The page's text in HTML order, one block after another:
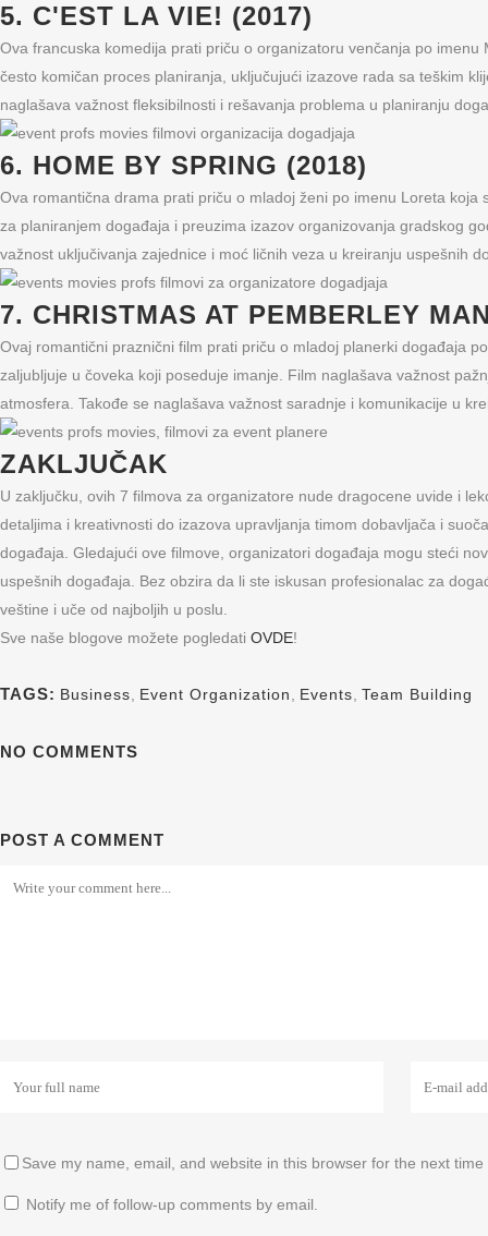
5. C'EST LA VIE! (2017)
Ova francuska komedija prati priču o organizatoru venčanja po
često komičan proces planiranja, uključujući izazove rada sa teškim
naglašava važnost fleksibilnosti i rešavanja problema u planiranju
6. HOME BY SPRING (2018)
Ova romantična drama prati priču o mladoj ženi po imenu Loreta
za planiranjem događaja i preuzima izazov organizovanja gradskog
važnost uključivanja zajednice i moć ličnih veza u kreiranju uspešnih
7. CHRISTMAS AT PEMBERLEY
Ovaj romantični praznični film prati priču o mladoj planerki događaja
zaljubljuje u čoveka koji poseduje imanje. Film naglašava važnost
atmosfera. Takođe se naglašava važnost saradnje i komunikacije u
ZAKLJUČAK
U zaključku, ovih 7 filmova za organizatore nude dragocene uvide i
detaljima i kreativnosti do izazova upravljanja timom dobavljača i
događaja. Gledajući ove filmove, organizatori događaja mogu steći
uspešnih događaja. Bez obzira da li ste iskusan profesionalac za
veštine i uče od najboljih u poslu.
Sve naše blogove možete pogledati OVDE!
TAGS: Business Event Organization Events Team Building
NO COMMENTS
POST A COMMENT
Save my name, email, and website in this browser for the next
Notify me of follow-up comments by email.